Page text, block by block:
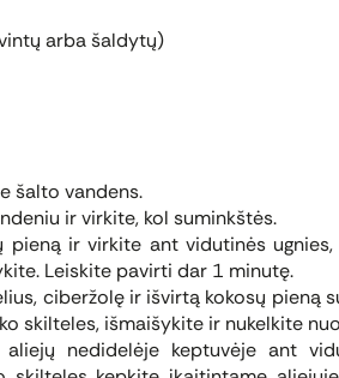
arba šaldytų)
šalto vandens.
ir virkite, kol suminkštės.
ir virkite ant vidutinės
Leiskite pavirti dar 1 minutę.
ciberžolę ir išvirtą kokosų pieną
skilteles, išmaišykite ir nukelkite
nedidelėje keptuvėje ant